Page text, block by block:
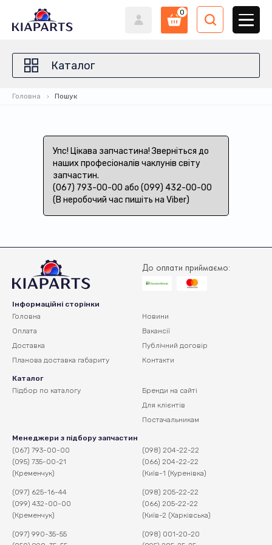
0
Каталог
Головна Пошук
Упс! Цікава запчастина! Зверніться до
наших професіоналів чаклунів світу
запчастин.
(067) 793-00-00 або (099) 432-00-00
(В неробочий час пишіть на Viber)
До оплати приймаємо:
Інформаційні сторінки
Головна
Оплата
Доставка
Планова доставка габариту
Новини
Вакансії
Публічний договір
Контакти
Каталог
Підбор по каталогу
Бренди на сайті
Для клієнтів
Постачальникам
Менеджери з підбору запчастин
(067) 793-00-00
(095) 735-00-21
(Кременчук)
(097) 625-16-44
(099) 432-00-00
(Кременчук)
(097) 990-35-55
(098) 204-22-22
(066) 204-22-22
(Київ-1 (Куренівка)
(098) 205-22-22
(066) 205-22-22
(Київ-2 (Харківська)
(098) 001-20-20